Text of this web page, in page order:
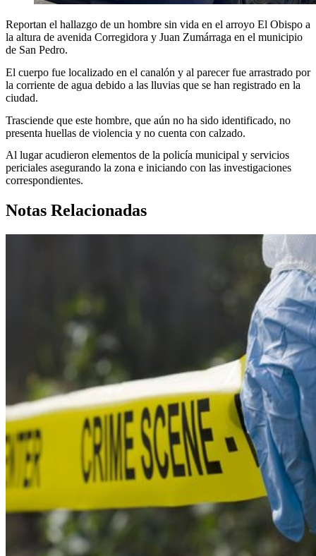
Reportan el hallazgo de un hombre sin vida en el arroyo El Obispo a
la altura de avenida Corregidora y Juan Zumárraga en el municipio
de San Pedro.
El cuerpo fue localizado en el canalón y al parecer fue arrastrado por
la corriente de agua debido a las lluvias que se han registrado en la
ciudad.
Trasciende que este hombre, que aún no ha sido identificado, no
presenta huellas de violencia y no cuenta con calzado.
Al lugar acudieron elementos de la policía municipal y servicios
periciales asegurando la zona e iniciando con las investigaciones
correspondientes.
Notas Relacionadas